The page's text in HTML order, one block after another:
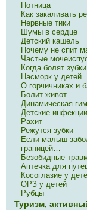
Потница
Как закаливать
Нервные тики
Шумы в сердце
Детский кашель
Почему не спит
Частые
Когда болят зубки
Насморк у детей
О горчичниках и
Болит живот
Динамическая
Детские инфекции
Рахит
Режутся зубки
Если малыш
границей…
Безобидные
Аптечка для
Косоглазие у
ОРЗ у детей
Рубцы
Туризм,